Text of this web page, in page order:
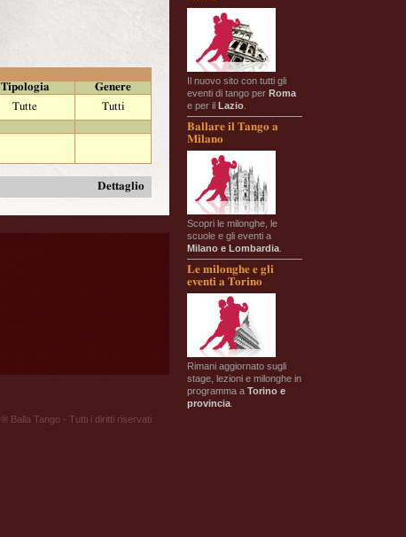
Il nuovo sito con tutti gli
eventi di tango per Roma
e per il Lazio
Ballare il Tango a
Milano
Scopri le milonghe, le
scuole e gli eventi a
Milano e Lombardia
Le milonghe e gli
eventi a Torino
Rimani aggiornato sugli
stage, lezioni e milonghe in
programma a Torino e
provincia
Tipologia
Genere
Tutte
Tutti
Dettaglio
® Balla Tango - Tutti i diritti riservati